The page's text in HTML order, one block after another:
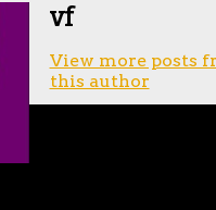
vf
View more posts
this author